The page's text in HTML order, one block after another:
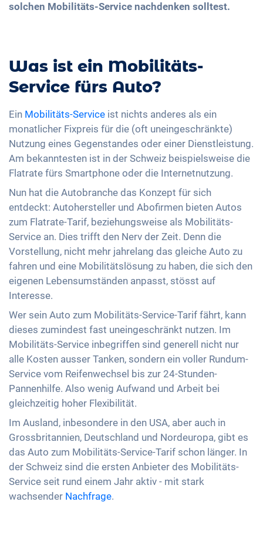
solchen Mobilitäts-Service nachdenken solltest.
Was ist ein Mobilitäts-
Service fürs Auto?
Ein Mobilitäts-Service ist nichts anderes als ein
monatlicher Fixpreis für die (oft uneingeschränkte)
Nutzung eines Gegenstandes oder einer Dienstleistung.
Am bekanntesten ist in der Schweiz beispielsweise die
Flatrate fürs Smartphone oder die Internetnutzung.
Nun hat die Autobranche das Konzept für sich
entdeckt: Autohersteller und Abofirmen bieten Autos
zum Flatrate-Tarif, beziehungsweise als Mobilitäts-
Service an. Dies trifft den Nerv der Zeit. Denn die
Vorstellung, nicht mehr jahrelang das gleiche Auto zu
fahren und eine Mobilitätslösung zu haben, die sich den
eigenen Lebensumständen anpasst, stösst auf
Interesse.
Wer sein Auto zum Mobilitäts-Service-Tarif fährt, kann
dieses zumindest fast uneingeschränkt nutzen. Im
Mobilitäts-Service inbegriffen sind generell nicht nur
alle Kosten ausser Tanken, sondern ein voller Rundum-
Service vom Reifenwechsel bis zur 24-Stunden-
Pannenhilfe. Also wenig Aufwand und Arbeit bei
gleichzeitig hoher Flexibilität.
Im Ausland, inbesondere in den USA, aber auch in
Grossbritannien, Deutschland und Nordeuropa, gibt es
das Auto zum Mobilitäts-Service-Tarif schon länger. In
der Schweiz sind die ersten Anbieter des Mobilitäts-
Service seit rund einem Jahr aktiv - mit stark
wachsender Nachfrage.